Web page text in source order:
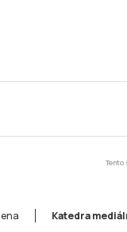
Katedra